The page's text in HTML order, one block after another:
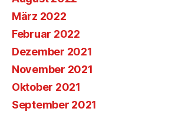
März 2022
Februar 2022
Dezember 2021
November 2021
Oktober 2021
September 2021